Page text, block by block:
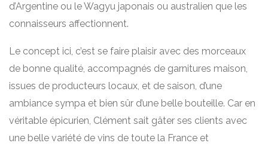
d’Argentine ou le Wagyu japonais ou australien que les
connaisseurs affectionnent.
Le concept ici, c’est se faire plaisir avec des morceaux
de bonne qualité, accompagnés de garnitures maison,
issues de producteurs locaux, et de saison, d’une
ambiance sympa et bien sûr d’une belle bouteille. Car en
véritable épicurien, Clément sait gâter ses clients avec
une belle variété de vins de toute la France et